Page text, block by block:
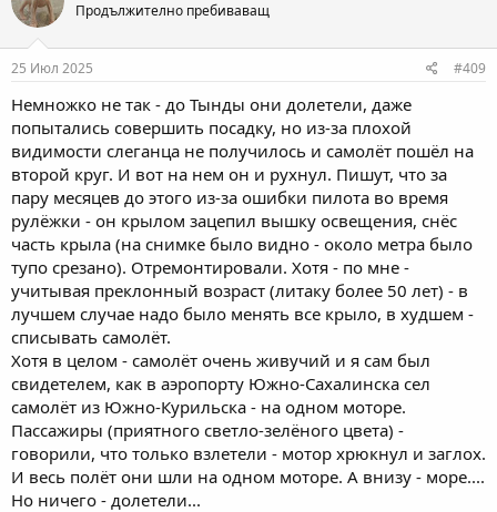
Продължително пребиваващ
25 Июл 2025 #409
Немножко не так - до Тынды они долетели, даже
попытались совершить посадку, но из-за плохой
видимости слеганца не получилось и самолёт пошёл на
второй круг. И вот на нем он и рухнул. Пишут, что за
пару месяцев до этого из-за ошибки пилота во время
рулёжки - он крылом зацепил вышку освещения, снёс
часть крыла (на снимке было видно - около метра было
тупо срезано). Отремонтировали. Хотя - по мне -
учитывая преклонный возраст (литаку более 50 лет) - в
лучшем случае надо было менять все крыло, в худшем -
списывать самолёт.
Хотя в целом - самолёт очень живучий и я сам был
свидетелем, как в аэропорту Южно-Сахалинска сел
самолёт из Южно-Курильска - на одном моторе.
Пассажиры (приятного светло-зелёного цвета) -
говорили, что только взлетели - мотор хрюкнул и заглох.
И весь полёт они шли на одном моторе. А внизу - море....
Но ничего - долетели...